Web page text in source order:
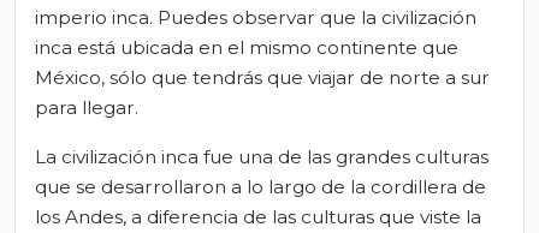
imperio inca. Puedes observar que la civilización
inca está ubicada en el mismo continente que
México, sólo que tendrás que viajar de norte a sur
para llegar.
La civilización inca fue una de las grandes culturas
que se desarrollaron a lo largo de la cordillera de
los Andes, a diferencia de las culturas que viste la